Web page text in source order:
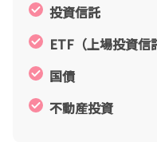
投資信託
ETF（上場投資信
国債
不動産投資